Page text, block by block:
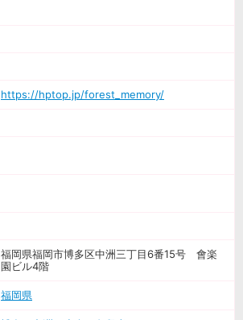
https://hptop.jp/forest_memory/
福岡県福岡市博多区中洲三丁目6番15号 會楽
園ビル4階
福岡県